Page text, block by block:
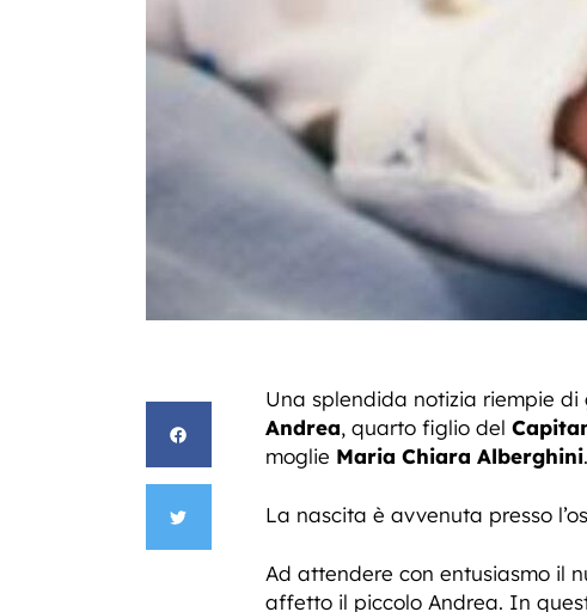
Una splendida notizia riempie
Andrea, quarto figlio del
moglie Maria Chiara Alberghini.
La nascita è avvenuta presso
Ad attendere con entusiasmo il
affetto il piccolo Andrea. In